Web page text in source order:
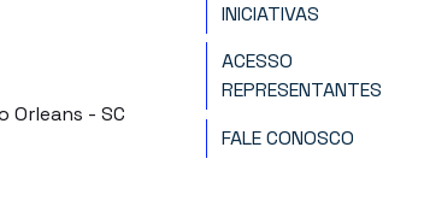
Orleans - SC
INICIATIVAS
ACESSO
REPRESENTANTES
FALE CONOSCO